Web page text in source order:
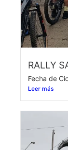
RALLY
Fecha de
Leer más